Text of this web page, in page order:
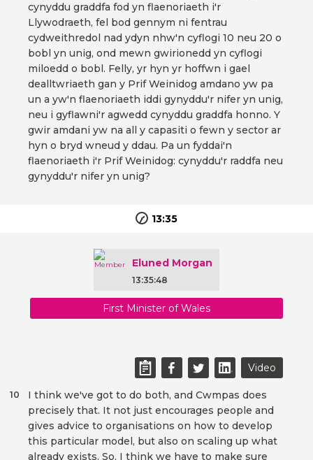
cynyddu graddfa fod yn flaenoriaeth i'r
Llywodraeth, fel bod gennym ni fentrau
cydweithredol nad ydyn nhw'n cyflogi 10 neu 20 o
bobl yn unig, ond mewn gwirionedd yn cyflogi
miloedd o bobl. Felly, yr hyn yr hoffwn i gael
dealltwriaeth gan y Prif Weinidog amdano yw pa
un a yw'n flaenoriaeth iddi gynyddu'r nifer yn unig,
neu i gyflawni'r agwedd cynyddu graddfa honno. Y
gwir amdani yw na all y capasiti o fewn y sector ar
hyn o bryd wneud y ddau. Pa un fyddai'n
flaenoriaeth i'r Prif Weinidog: cynyddu'r raddfa neu
gynyddu'r nifer yn unig?
13:35
Eluned Morgan
13:35:48
First Minister of Wales
Video
I think we've got to do both, and Cwmpas does
precisely that. It not just encourages people and
gives advice to organisations on how to develop
this particular model, but also on scaling up what
already exists. So, I think we have to make sure
10